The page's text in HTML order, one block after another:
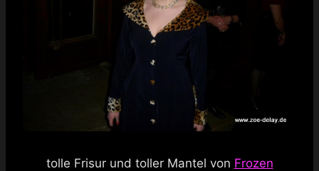
tolle Frisur und toller Mantel von Frozen